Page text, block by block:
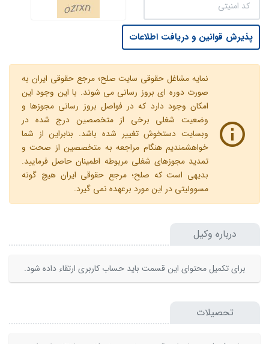
پذیرش قوانین و دریافت اطلاعات
نمایه مشاغل حقوقی سایت صلح؛ مرجع حقوقی ایران به
صورت دوره ای بروز رسانی می شوند. با این وجود این
امکان وجود دارد که در فواصل بروز رسانی مجوزها و
وضعیت شغلی برخی از متخصصین درج شده در
وبسایت دستخوش تغییر شده باشد. بنابراین از شما
خواهشمندیم هنگام مراجعه به متخصصین از صحت و
تمدید مجوزهای شغلی مربوطه اطمینان حاصل فرمایید.
بدیهی است که صلح؛ مرجع حقوقی ایران هیچ گونه
مسوولیتی در این مورد برعهده نمی گیرد.
درباره وکیل
برای تکمیل محتوای این قسمت باید حساب کاربری ارتقاء داده شود.
تحصیلات